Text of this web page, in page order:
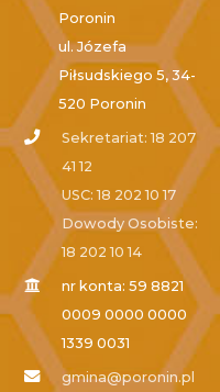
Poronin
ul. Józefa
Piłsudskiego 5, 34-
520 Poronin
Sekretariat: 18 207
41 12
USC: 18 202 10 17
Dowody Osobiste:
18 202 10 14
nr konta: 59 8821
0009 0000 0000
1339 0031
gmina@poronin.pl